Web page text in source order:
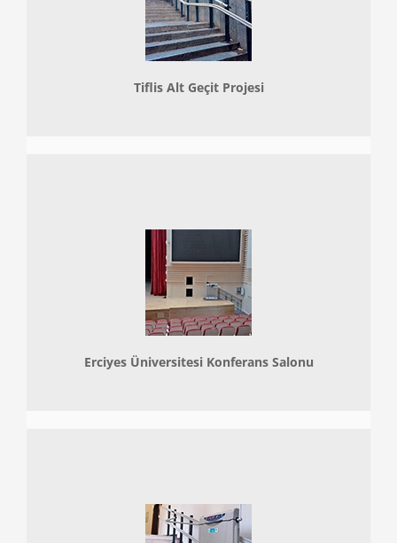
Tiflis Alt Geçit Projesi
Erciyes Üniversitesi Konferans Salonu